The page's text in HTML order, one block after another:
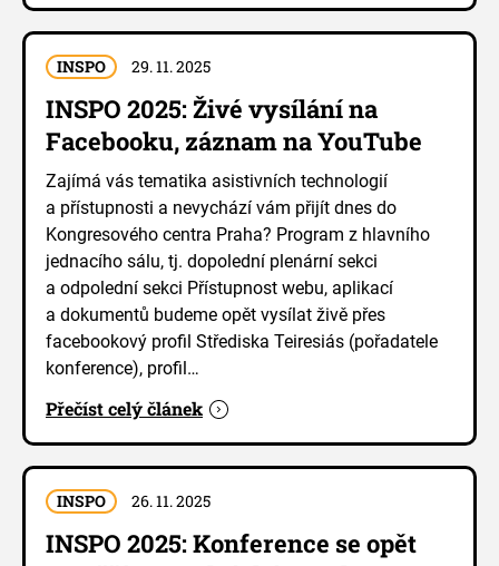
INSPO 29. 11. 2025
INSPO 2025: Živé vysílání na
Facebooku, záznam na YouTube
Zajímá vás tematika asistivních technologií
a přístupnosti a nevychází vám přijít dnes do
Kongresového centra Praha? Program z hlavního
jednacího sálu, tj. dopolední plenární sekci
a odpolední sekci Přístupnost webu, aplikací
a dokumentů budeme opět vysílat živě přes
facebookový profil Střediska Teiresiás (pořadatele
konference), profil…
Přečíst celý článek
INSPO 26. 11. 2025
INSPO 2025: Konference se opět